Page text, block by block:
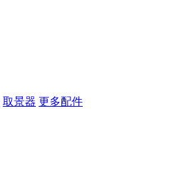
取景器 更多配件